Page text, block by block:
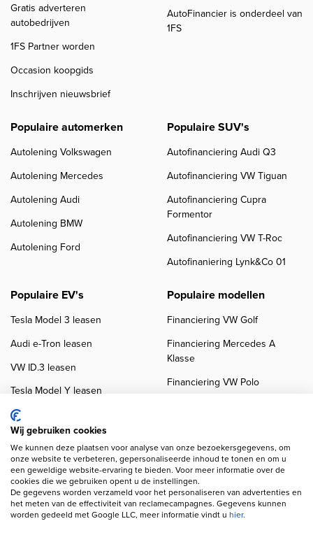
Gratis adverteren
autobedrijven
1FS Partner worden
Occasion koopgids
Inschrijven nieuwsbrief
AutoFinancier is onderdeel van
1FS
Populaire automerken
Autolening Volkswagen
Autolening Mercedes
Autolening Audi
Autolening BMW
Autolening Ford
Populaire SUV's
Autofinanciering Audi Q3
Autofinanciering VW Tiguan
Autofinanciering Cupra
Formentor
Autofinanciering VW T-Roc
Autofinaniering Lynk&Co 01
Populaire EV's
Tesla Model 3 leasen
Audi e-Tron leasen
VW ID.3 leasen
Tesla Model Y leasen
VW ID.4 leasen
Populaire modellen
Financiering VW Golf
Financiering Mercedes A
Klasse
Financiering VW Polo
Copyright navigation
Wij gebruiken cookies
We kunnen deze plaatsen voor analyse van onze bezoekersgegevens, om
onze website te verbeteren, gepersonaliseerde inhoud te tonen en om u
een geweldige website-ervaring te bieden. Voor meer informatie over de
cookies die we gebruiken opent u de instellingen.
De gegevens worden verzameld voor het personaliseren van advertenties en
het meten van de effectiviteit van reclamecampagnes. Gegevens kunnen
worden gedeeld met Google LLC, meer informatie vindt u hier.